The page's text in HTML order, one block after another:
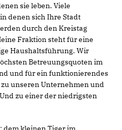
sie leben. Viele
denen sich Ihre Stadt
durch den Kreistag
Fraktion steht für eine
Haushaltsführung. Wir
Betreuungsquoten im
und für ein funktionierendes
unseren Unternehmen und
zu einer der niedrigsten